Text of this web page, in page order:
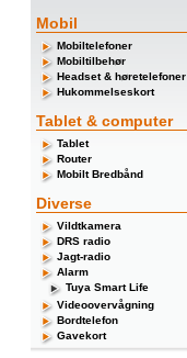
Mobil
Mobiltelefoner
Mobiltilbehør
Headset & høretelefoner
Hukommelseskort
Tablet & computer
Tablet
Router
Mobilt Bredbånd
Diverse
Vildtkamera
DRS radio
Jagt-radio
Alarm
Tuya Smart Life
Videoovervågning
Bordtelefon
Gavekort